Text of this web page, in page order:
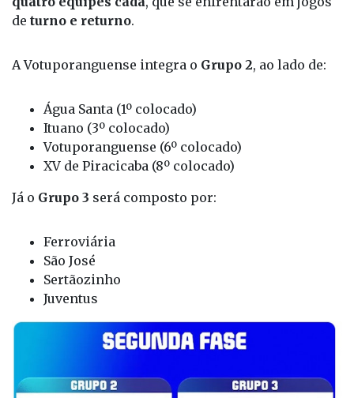
Na segunda fase do Paulistão A2, os oito
classificados foram divididos em
deturno e returno.
A Votuporanguense integra o
Água Santa (1º colocado)
Ituano (3º colocado)
Votuporanguense (6º colocado)
Já o Grupo 3será composto por:
Ferroviária
São José
Sertãozinho